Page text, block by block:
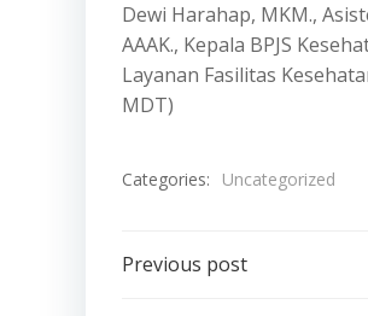
Dewi Harahap, MKM.,
AAAK., Kepala BPJS
Layanan Fasilitas
MDT)
Categories: Uncategorized
Post
Previous post